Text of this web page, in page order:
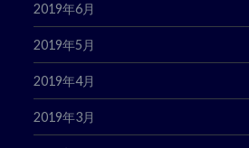
2019年6月
2019年5月
2019年4月
2019年3月